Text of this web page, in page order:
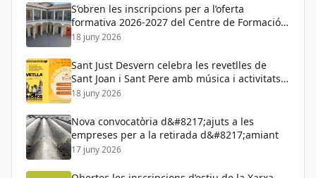
S’obren les inscripcions per a l’oferta
formativa 2026-2027 del Centre de Formació
de Persones Adultes
18 juny 2026
Sant Just Desvern celebra les revetlles de
Sant Joan i Sant Pere amb música i activitats
per a tots els públics
18 juny 2026
Nova convocatòria d&#8217;ajuts a les
empreses per a la retirada d&#8217;amiant
17 juny 2026